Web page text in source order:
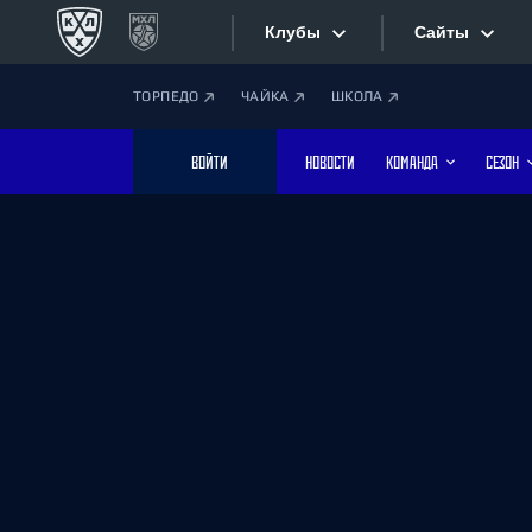
Клубы
Дивизион Боброва
Лада
Сайты
ТОРПЕДО ЧАЙКА ШКОЛА
ВОЙТИ НОВОСТИ КОМАНДА СЕЗОН